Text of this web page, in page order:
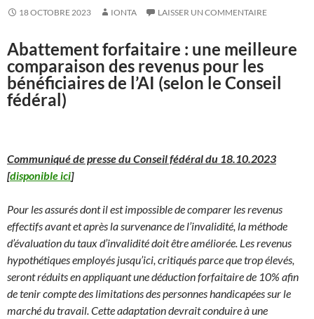
18 OCTOBRE 2023 IONTA LAISSER UN COMMENTAIRE
Abattement forfaitaire : une meilleure
comparaison des revenus pour les
bénéficiaires de l’AI (selon le Conseil
fédéral)
Communiqué de presse du Conseil fédéral du 18.10.2023
[disponible ici]
Pour les assurés dont il est impossible de comparer les revenus
effectifs avant et après la survenance de l’invalidité, la méthode
d’évaluation du taux d’invalidité doit être améliorée. Les revenus
hypothétiques employés jusqu’ici, critiqués parce que trop élevés,
seront réduits en appliquant une déduction forfaitaire de 10% afin
de tenir compte des limitations des personnes handicapées sur le
marché du travail. Cette adaptation devrait conduire à une